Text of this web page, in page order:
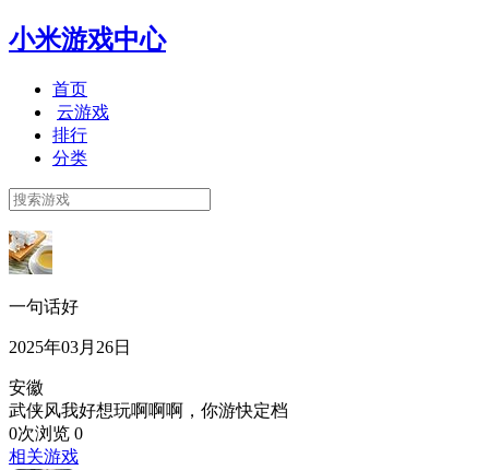
小米游戏中心
首页
云游戏
排行
分类
一句话好
2025年03月26日
安徽
武侠风我好想玩啊啊啊，你游快定档
0次浏览 0
相关游戏